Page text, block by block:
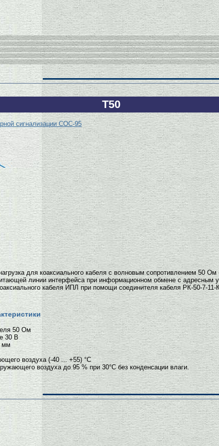
Т50
сигнализации СОС-95
для коаксиального кабеля с волновым сопротивлением 50 Ом
линии интерфейса при информационном обмене с адресным
кабеля ИПЛ при помощи соединителя кабеля РК-50-7-
50 Ом
30 В
мм
воздуха (-40 ... +55) °С
воздуха до 95 % при 30°С без конденсации влаги.